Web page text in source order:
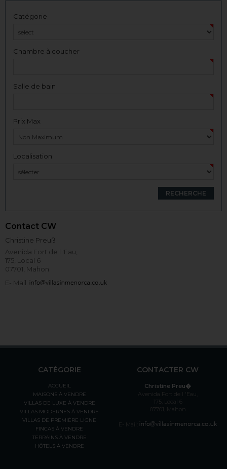
Catégorie
Chambre à coucher
Salle de bain
Prix Max
Localisation
Contact CW
Christine Preuß
Avenida Fort de l 'Eau,
175, Local 6
07701, Mahon
E- Mail:
CATÉGORIE
ACCUEIL
MAISONS À VENDRE
VILLAS DE LUXE À VENDRE
VILLAS MODERNES À VENDRE
VILLAS DE PREMIÈRE LIGNE
FINCAS À VENDRE
TERRAINS À VENDRE
HÔTELS À VENDRE
CONTACTER CW
Christine Preu�
Avenida Fort de l 'Eau,
175, Local 6
07701, Mahon
E- Mail: